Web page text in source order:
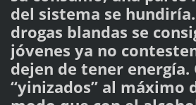
del sistema se
drogas blandas se
jóvenes ya no
dejen de tener energía.
“yinizados” al máximo